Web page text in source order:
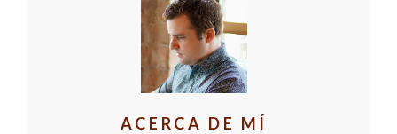
ACERCA DE MÍ